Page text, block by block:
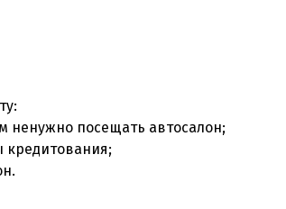
ненужно посещать автосалон;
кредитования;